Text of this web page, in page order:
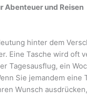
Abenteuer und Reisen
hinter dem
Eine Tasche wird oft
Tagesausflug, ein
Sie jemandem eine
Wunsch